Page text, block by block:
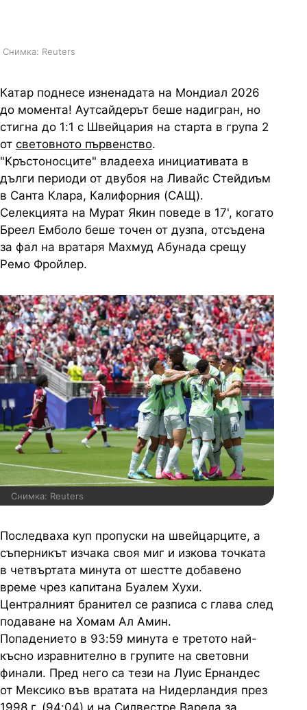
Снимка: Reuters
Катар поднесе изненадата на Мондиал 2026
до момента! Аутсайдерът беше надигран, но
стигна до 1:1 с Швейцария на старта в група 2
от световното първенство.
"Кръстоносците" владееха инициативата в
дълги периоди от двубоя на Ливайс Стейдиъм
в Санта Клара, Калифорния (САЩ).
Селекцията на Мурат Якин поведе в 17', когато
Бреел Емболо беше точен от дузпа, отсъдена
за фал на вратаря Махмуд Абунада срещу
Ремо Фройлер.
Снимка: Reuters
Последваха куп пропуски на швейцарците, а
съперникът изчака своя миг и изкова точката
в четвъртата минута от шестте добавено
време чрез капитана Буалем Хухи.
Централният бранител се разписа с глава след
подаване на Хомам Ал Амин.
Попадението в 93:59 минута е третото най-
късно изравнително в групите на световни
финали. Пред него са тези на Луис Ернандес
от Мексико във вратата на Нидерландия през
1998 г. (94:04) и на Силвестре Варела за